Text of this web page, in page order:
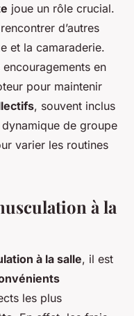
joue un rôle crucial.
d’autres
et la camaraderie.
en
pour maintenir
, souvent inclus
de groupe
varier les routines
à la
à la salle, il est
les plus